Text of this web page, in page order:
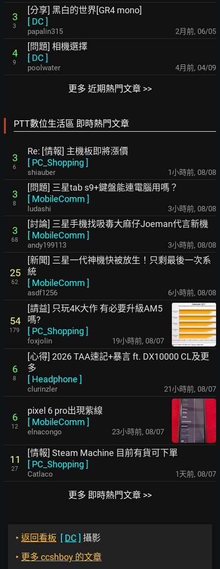
3
3
[分享] 黑白的世界[GR4 mono]
[ DC ]
papalin315 2月前, 06/05
4
9
[問題] 相機選擇
[ DC ]
poolwater 4月前, 04/09
更多 近期熱門文章 >>
PTT數位生活區 即時熱門文章
3
6
Re: [情報] 主機板即將漲價
[ PC_Shopping ]
shiauber 1小時前, 08/08
3
8
[問題] 三星tab s9+鍵盤能連電腦用嗎？
[ MobileComm ]
ludashi 3小時前, 08/08
3
68
[討論] 三星手機找吸毒大麻仔Joeman代言新機
[ MobileComm ]
andy199113 3小時前, 08/08
25
62
[新聞] 三星一代神機快被放生！只剩最後一次系
統
[ MobileComm ]
asdf1256 6小時前, 08/08
54
179
[請益] 只玩4K大作 有必要升級AM5
嗎?
[ PC_Shopping ]
foxjolin 19小時前, 08/07
6
8
[心得] 2026 TAA速記+暴言 ft. DX10000 CL及更
多
[ Headphone ]
clurinzler 21小時前, 08/07
6
12
pixel 6 pro出現紫線
[ MobileComm ]
elnacongo 23小時前, 08/07
11
27
[情報] Steam Machine 目前有貨可下單
[ PC_Shopping ]
Catlaco 1天前, 08/07
更多 即時熱門文章 >>
‣ 返回看板 [ DC ] 攝影
‣ 更多 ccshboy 的文章